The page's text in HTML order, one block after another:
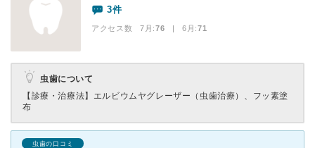
3件
アクセス数 7月:76 | 6月:71
虫歯について
【診療・治療法】 エルビウムヤグレーザー（虫歯治療）、フッ素塗
布
虫歯の口コミ